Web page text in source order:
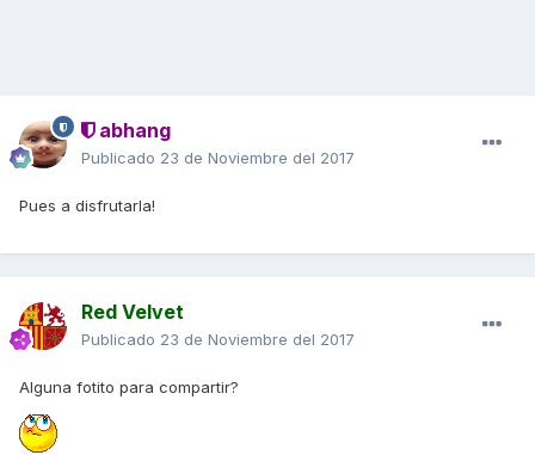
abhang
Publicado 23 de Noviembre del 2017
Pues a disfrutarla!
Red Velvet
Publicado 23 de Noviembre del 2017
Alguna fotito para compartir?